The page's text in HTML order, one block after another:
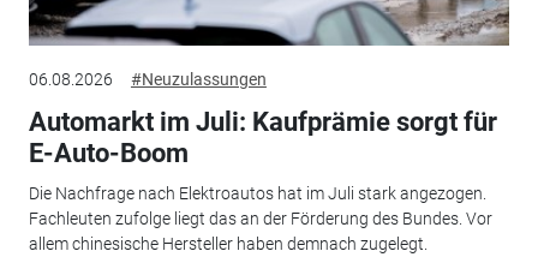
06.08.2026 #Neuzulassungen
Automarkt im Juli: Kaufprämie sorgt für
E-Auto-Boom
Die Nachfrage nach Elektroautos hat im Juli stark angezogen.
Fachleuten zufolge liegt das an der Förderung des Bundes. Vor
allem chinesische Hersteller haben demnach zugelegt.